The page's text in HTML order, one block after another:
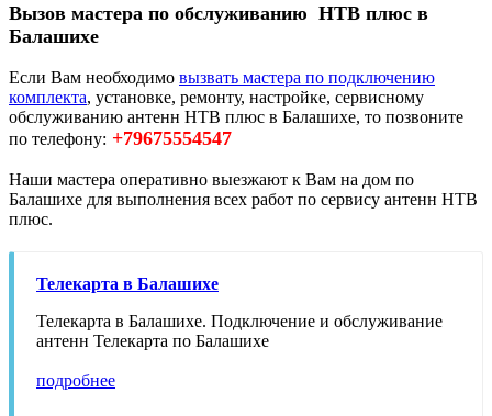
Вызов мастера по обслуживанию НТВ плюс в
Балашихе
Если Вам необходимо вызвать мастера по подключению
комплекта, установке, ремонту, настройке, сервисному
обслуживанию антенн НТВ плюс в Балашихе, то позвоните
по телефону: +79675554547
Наши мастера оперативно выезжают к Вам на дом по
Балашихе для выполнения всех работ по сервису антенн НТВ
плюс.
Телекарта в Балашихе
Телекарта в Балашихе. Подключение и обслуживание
антенн Телекарта по Балашихе
подробнее